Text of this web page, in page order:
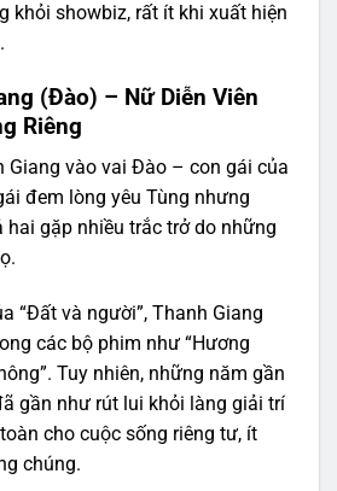
khỏi showbiz, rất ít khi xuất hiện
(Đào) – Nữ Diễn Viên
Riêng
Giang vào vai Đào – con gái của
đem lòng yêu Tùng nhưng
hai gặp nhiều trắc trở do những
“Đất và người”, Thanh Giang
các bộ phim như “Hương
Tuy nhiên, những năm gần
gần như rút lui khỏi làng giải trí
cho cuộc sống riêng tư, ít
chúng.